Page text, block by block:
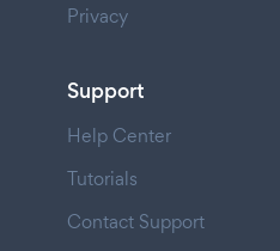
Privacy
Support
Help Center
Tutorials
Contact Support